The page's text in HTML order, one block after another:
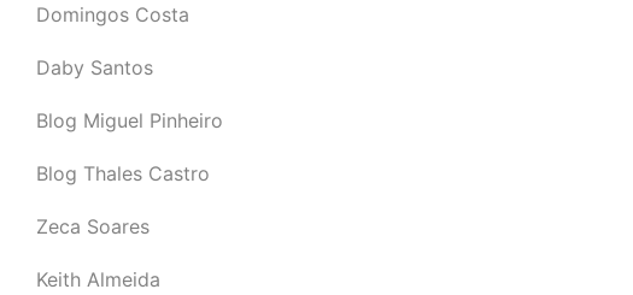
Domingos Costa
Daby Santos
Blog Miguel Pinheiro
Blog Thales Castro
Zeca Soares
Keith Almeida